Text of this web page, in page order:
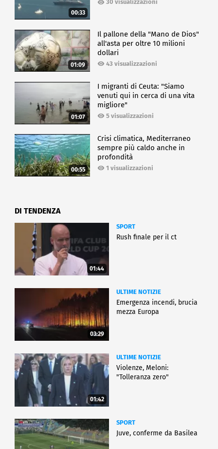
00:33
30 visualizzazioni
01:09
Il pallone della "Mano de Dios"
all'asta per oltre 10 milioni
dollari
43 visualizzazioni
01:07
I migranti di Ceuta: "Siamo
venuti qui in cerca di una vita
migliore"
5 visualizzazioni
00:55
Crisi climatica, Mediterraneo
sempre più caldo anche in
profondità
1 visualizzazioni
DI TENDENZA
01:44
SPORT
Rush finale per il ct
03:29
ULTIME NOTIZIE
Emergenza incendi, brucia
mezza Europa
01:42
ULTIME NOTIZIE
Violenze, Meloni:
"Tolleranza zero"
SPORT
Juve, conferme da Basilea